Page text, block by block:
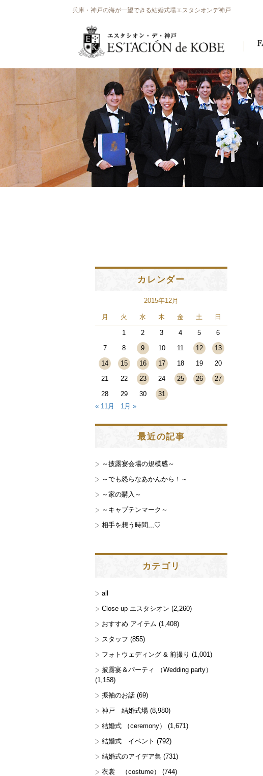
兵庫・神戸の海が一望できる結婚式場エスタシオンデ神戸
カレンダー
2015年12月
月 火 水 木 金 土 日
1 2 3 4 5
6
7
8 9 10 11 12
13
14
15 16 17 18 19
20
21
22 23 24 25 26
27
28
29 30
31
« 11月
1月 »
最近の記事
～披露宴会場の規模感～
～でも怒らなあかんから！～
～家の購入～
～キャプテンマーク～
相手を想う時間,,,♡
カテゴリ
all
Close up エスタシオン (2,260)
おすすめ アイテム (1,408)
スタッフ (855)
フォトウェディング & 前撮り (1,001)
披露宴＆パーティ （Wedding party）
(1,158)
振袖のお話 (69)
神戸 結婚式場 (8,980)
結婚式 （ceremony）
(1,671)
結婚式 イベント (792)
結婚式のアイデア集 (731)
衣裳 （costume）
(744)